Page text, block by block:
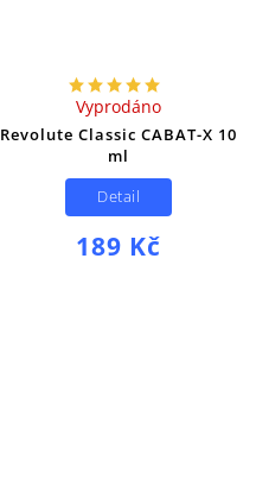
Revolute Classic CABAT-X 10
ml
Vyprodáno
189 Kč
Detail